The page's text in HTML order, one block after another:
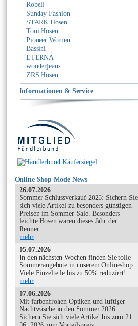
Robell
Sunday Fashion
STARK Hosen
Toni Hosen
Pioneer Women
Bassini
ETERNA
wonderjeans
ZRS Hosen
Informationen & Service
Online Shop Mode News
26.07.2026
Sommer Schlussverkauf 2026: Sichern Sie
sich viele Artikel zu besonders günstigen
Preisen im Sommer-Sale. Besonders
leichte Hosen waren dieses Jahr der
Renner.
mehr
05.07.2026
In den nächsten Wochen finden Sie tolle
Sommerangebote in unserem Onlineshop.
Viele Einzelteile bis zu 50% reduziert!
mehr
07.06.2026
Mit farbenfrohen Optiken und luftiger
Nachtwäsche in den Sommer 2026.
Sichern Sie sich viele Artikel bis zum 21.